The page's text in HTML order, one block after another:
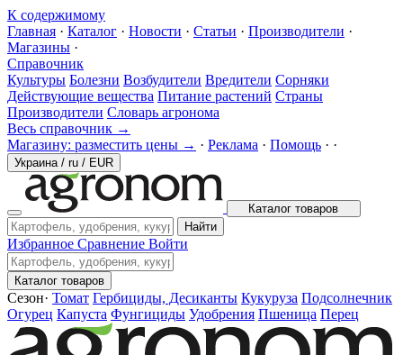
К содержимому
Главная · Каталог · Новости · Статьи · Производители ·
Магазины ·
Справочник
Культуры Болезни Возбудители Вредители Сорняки
Действующие вещества Питание растений Страны
Производители Словарь агронома
Весь справочник →
Магазину: разместить цены → · Реклама · Помощь · ·
Украина / ru / EUR
Каталог товаров
Найти
Избранное Сравнение Войти
Каталог товаров
Сезон· Томат Гербициды, Десиканты Кукуруза Подсолнечник
Огурец Капуста Фунгициды Удобрения Пшеница Перец